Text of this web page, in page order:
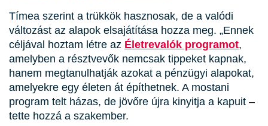
Tímea szerint a trükkök hasznosak, de a valódi
változást az alapok elsajátítása hozza meg. „Ennek
céljával hoztam létre az Életrevalók programot,
amelyben a résztvevők nemcsak tippeket kapnak,
hanem megtanulhatják azokat a pénzügyi alapokat,
amelyekre egy életen át építhetnek. A mostani
program telt házas, de jövőre újra kinyitja a kapuit –
tette hozzá a szakember.